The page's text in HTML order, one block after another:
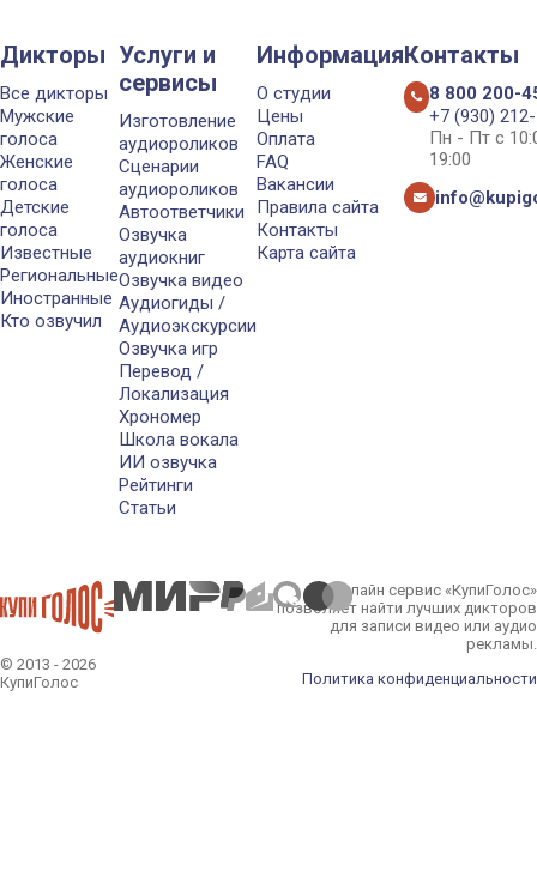
Дикторы
Все дикторы
Мужские
голоса
Женские
голоса
Детские
голоса
Известные
Региональные
Иностранные
Кто озвучил
Услуги и
сервисы
Изготовление
аудиороликов
Сценарии
аудиороликов
Автоответчики
Озвучка
аудиокниг
Озвучка видео
Аудиогиды /
Аудиоэкскурсии
Озвучка игр
Перевод /
Локализация
Хрономер
Школа вокала
ИИ озвучка
Рейтинги
Статьи
Информация
О студии
Цены
Оплата
FAQ
Вакансии
Правила сайта
Контакты
Карта сайта
Контакты
8 800 200-
+7 (930)
Пн - Пт с
19:00
© 2013 - 2026
КупиГолос
Онлайн сервис «КупиГолос»
позволяет найти лучших дикторов
для записи видео или аудио
рекламы.
Политика конфиденциальности